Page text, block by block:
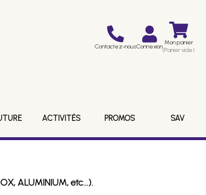
Contactez-nousConnexion Mon panier
(Panier vide)
ACTIVITÉS PROMOS SAV
ALUMINIUM, etc...).